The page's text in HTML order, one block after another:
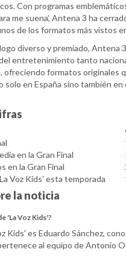
Con programas
me suena’, Antena 3 ha
de los formatos más vistos
diverso y premiado, Antena
entretenimiento tanto
ofreciendo formatos originales
solo en España sino también en
en la Gran Final
en la Gran Final
Voz Kids' esta temporada
la noticia
'La Voz Kids'?
Kids' es Eduardo Sánchez,
al equipo de Antonio